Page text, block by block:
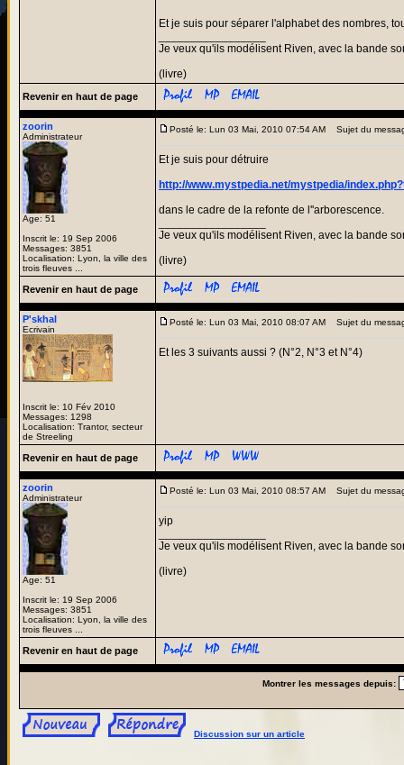
Et je suis pour séparer l'alphabet des nombres,
Je veux qu'ils modélisent Riven, avec la bande
(livre)
Revenir en haut de page
zoorin
Administrateur
Age: 51
Inscrit le: 19 Sep 2006
Messages: 3851
Localisation: Lyon, la ville des
trois fleuves ...
Posté le: Lun 03 Mai, 2010 07:54 AM Sujet du
Et je suis pour détruire
http://www.mystpedia.net/mystpedia/
dans le cadre de la refonte de l''arborescence.
Je veux qu'ils modélisent Riven, avec la bande
(livre)
Revenir en haut de page
P'skhal
Ecrivain
Inscrit le: 10 Fév 2010
Messages: 1298
Localisation: Trantor, secteur
de Streeling
Posté le: Lun 03 Mai, 2010 08:07 AM Sujet du
Et les 3 suivants aussi ? (N°2, N°3 et N°4)
Revenir en haut de page
zoorin
Administrateur
Age: 51
Inscrit le: 19 Sep 2006
Messages: 3851
Localisation: Lyon, la ville des
trois fleuves ...
Posté le: Lun 03 Mai, 2010 08:57 AM Sujet du
yip
Je veux qu'ils modélisent Riven, avec la bande
(livre)
Revenir en haut de page
Montrer les messages depuis:
Discussion sur un article